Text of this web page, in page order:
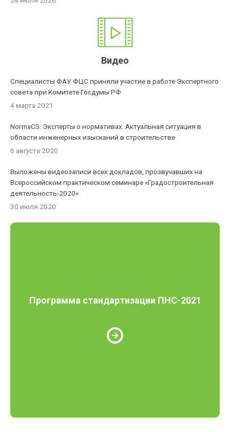
Видео
Специалисты ФАУ ФЦС приняли участие в работе Экспертного
совета при Комитете Госдумы РФ
4 марта 2021
NormaCS. Эксперты о нормативах. Актуальная ситуация в
области инженерных изысканий в строительстве
6 августа 2020
Выложены видеозаписи всех докладов, прозвучавших на
Всероссийском практическом семинаре «Градостроительная
деятельность-2020»
30 июля 2020
Программа стандартизации ПНС-2021